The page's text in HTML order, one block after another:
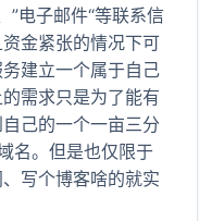
”电子邮件“等联系信
金紧张的情况下可
建立一个属于自己
需求只是为了能有
己的一个一亩三分
名。但是也仅限于
写个博客啥的就实